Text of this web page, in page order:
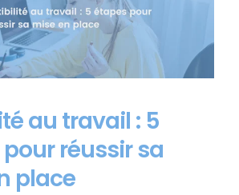
au travail : 5
réussir sa
place